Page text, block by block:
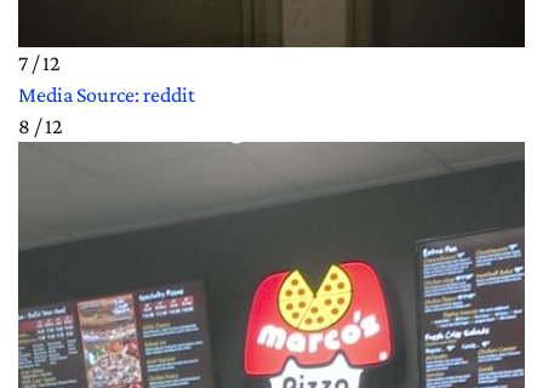
7 / 12
Media Source: reddit
8 / 12